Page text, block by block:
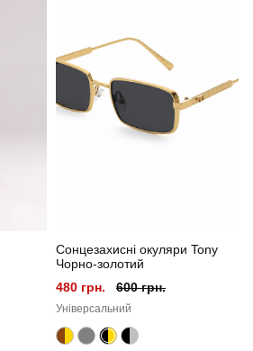
для повсякденного носіння
чоловічий
повсякденний
трикотаж
100% бавовна
Сонцезахисні окуляри Tony
Чорно-золотий
480 грн.
600 грн.
Універсальний